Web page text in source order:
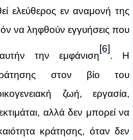
ελεύθερος εν αναμονή της
να ληφθούν εγγυήσεις που
την εμφάνιση
[6]
. Η
στον βίο του
ζωή, εργασία,
αλλά δεν μπορεί να
κράτησης, όταν δεν